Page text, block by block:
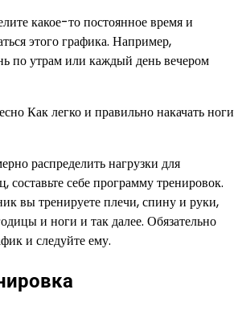
какое-то постоянное время и
этого графика. Например,
по утрам или каждый день вечером
Как легко и правильно накачать ноги
распределить нагрузки для
себе программу тренировок.
вы тренируете плечи, спину и руки,
и ноги и так далее. Обязательно
и следуйте ему.